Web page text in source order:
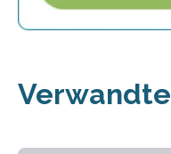
Verwandte